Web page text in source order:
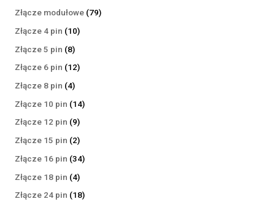
produkty
Złącze modułowe 7979
Złącze 4 pin 1010
Złącze 5 pin 88
produktów
Złącze 6 pin 1212
Złącze 8 pin 44
produkty
Złącze 10 pin 1414
Złącze 12 pin 99
produktów
Złącze 15 pin 22
produkty
Złącze 16 pin 3434
Złącze 18 pin 44
produkty
Złącze 24 pin 1818